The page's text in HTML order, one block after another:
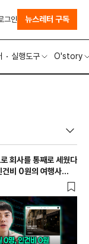
실행도구 O'story
그인 뉴스레터 구독
회사를 통째로 세웠다
비 0원의 여행사